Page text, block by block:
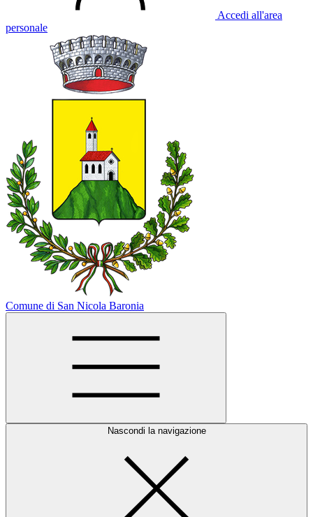
Accedi all'area
personale
Comune di San Nicola Baronia
Nascondi la navigazione